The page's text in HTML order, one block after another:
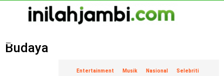
Budaya
Entertainment Musik Nasional Selebriti